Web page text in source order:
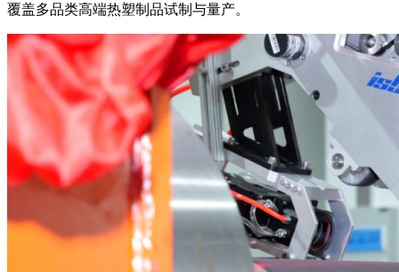
覆盖多品类高端热塑制品试制与量产。